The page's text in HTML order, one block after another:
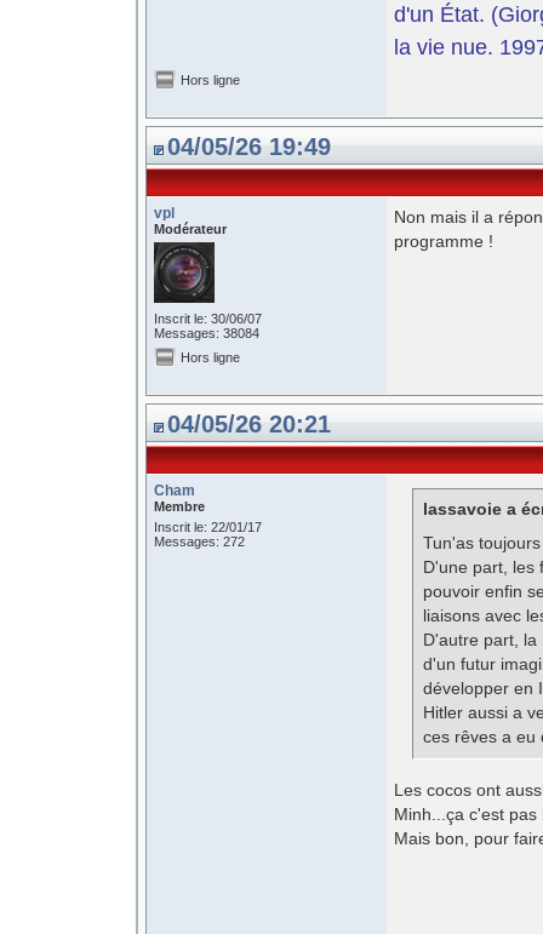
d'un État.
la vie nue.
Hors ligne
04/05/26 19:49
vpl
Modérateur
Inscrit le: 30/06/07
Messages: 38084
Non mais il a
programme !
Hors ligne
04/05/26 20:21
Cham
Membre
Inscrit le: 22/01/17
Messages: 272
lassavoie a
Tun'as
D'une part, les
pouvoir enfin
liaisons avec
D'autre part, la
d'un futur
développer en
Hitler aussi a
ces rêves a eu
Les cocos ont
Minh...ça c'est
Mais bon, pour